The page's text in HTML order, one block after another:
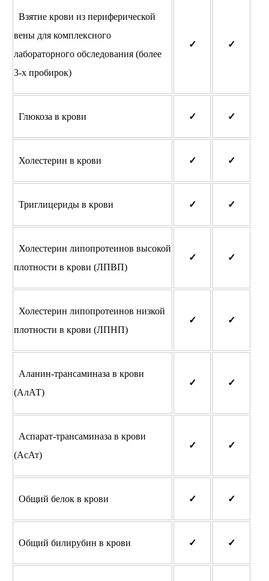
Взятие крови из периферической
вены для комплексного
лабораторного обследования (более
3-х пробирок)
✓ ✓
Глюкоза в крови ✓ ✓
Холестерин в крови ✓ ✓
Триглицериды в крови ✓ ✓
Холестерин липопротеинов высокой
плотности в крови (ЛПВП)
✓ ✓
Холестерин липопротеинов низкой
плотности в крови (ЛПНП)
✓ ✓
Аланин-трансаминаза в крови
(АлАТ)
✓ ✓
Аспарат-трансаминаза в крови
(АсАт)
✓ ✓
Общий белок в крови ✓ ✓
Общий билирубин в крови ✓ ✓